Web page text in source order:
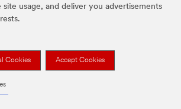
site usage, and deliver you advertisements
Cookies Accept Cookies